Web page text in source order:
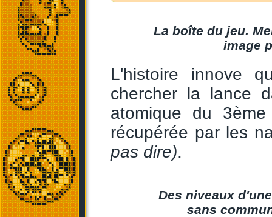
La boîte du jeu.
image
L'histoire innove
chercher la lance
atomique du
récupérée par les
pas dire).
Des niveaux
sans